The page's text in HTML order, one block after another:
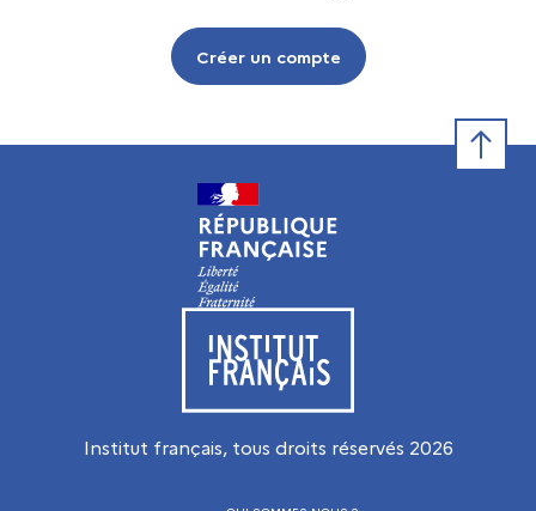
Créer un compte
Visiter le site de l’Institut français
Institut français, tous droits réservés 2026